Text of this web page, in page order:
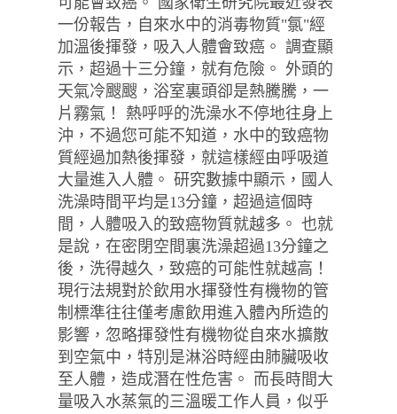
一份報告，自來水中的消毒物質"氯"經
加溫後揮發，吸入人體會致癌。 調查顯
示，超過十三分鐘，就有危險。 外頭的
天氣冷颼颼，浴室裏頭卻是熱騰騰，一
片霧氣！ 熱呼呼的洗澡水不停地往身上
沖，不過您可能不知道，水中的致癌物
質經過加熱後揮發，就這樣經由呼吸道
大量進入人體。 研究數據中顯示，國人
洗澡時間平均是13分鐘，超過這個時
間，人體吸入的致癌物質就越多。 也就
是說，在密閉空間裏洗澡超過13分鐘之
後，洗得越久，致癌的可能性就越高！
現行法規對於飲用水揮發性有機物的管
制標準往往僅考慮飲用進入體內所造的
影響，忽略揮發性有機物從自來水擴散
到空氣中，特別是淋浴時經由肺臟吸收
至人體，造成潛在性危害。 而長時間大
量吸入水蒸氣的三溫暖工作人員，似乎